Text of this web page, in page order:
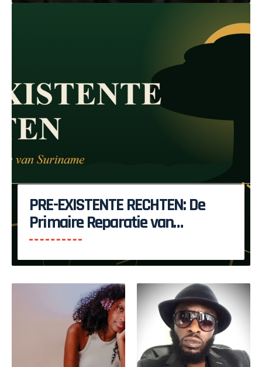
PRE-EXISTENTE RECHTEN: De
Primaire Reparatie van
Suriname